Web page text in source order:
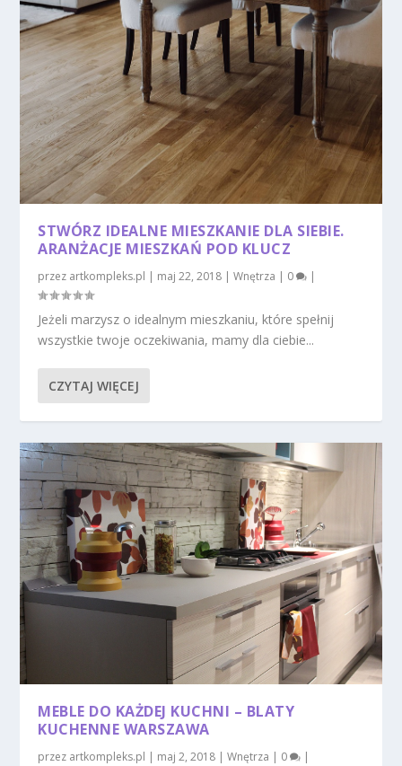
STWÓRZ IDEALNE MIESZKANIE DLA SIEBIE.
ARANŻACJE MIESZKAŃ POD KLUCZ
przez artkompleks.pl | maj 22, 2018 |Wnętrza | 0 |
Jeżeli marzysz o idealnym mieszkaniu, które spełnij
wszystkie twoje oczekiwania, mamy dla ciebie...
CZYTAJ WIĘCEJ
MEBLE DO KAŻDEJ KUCHNI – BLATY
KUCHENNE WARSZAWA
przez artkompleks.pl | maj 2, 2018 |Wnętrza | 0 |